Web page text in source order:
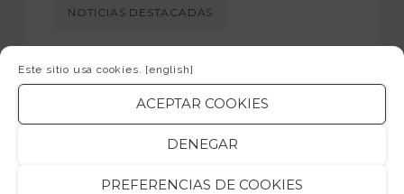
Este sitio usa cookies. [english]
ACEPTAR COOKIES
DENEGAR
PREFERENCIAS DE COOKIES
NOTICIAS DESTACADAS